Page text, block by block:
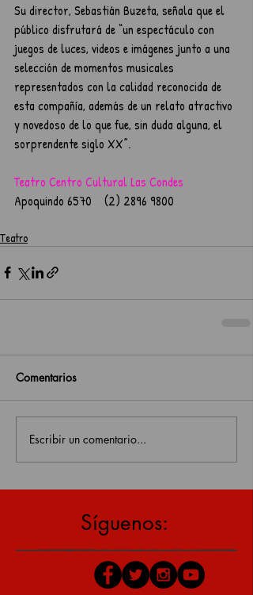
Su director, Sebastián Buzeta, señala que el
público disfrutará de “un espectáculo con
juegos de luces, videos e imágenes junto a una
selección de momentos musicales
representados con la calidad reconocida de
esta compañía, además de un relato atractivo
y novedoso de lo que fue, sin duda alguna, el
sorprendente siglo XX”.
Teatro Centro Cultural Las Condes
Apoquindo 6570    (2) 2896 9800
Teatro
Comentarios
Escribir un comentario...
Síguenos: